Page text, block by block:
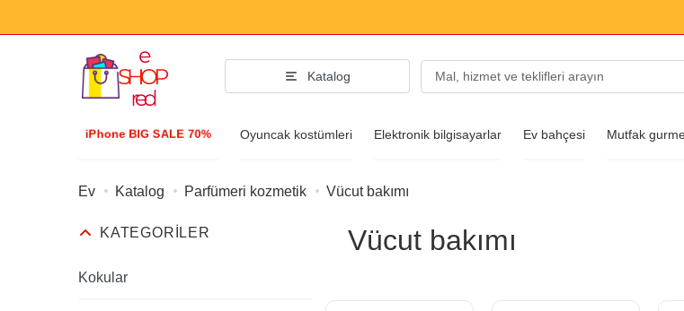
Katalog
iPhone BIG SALE 70% Oyuncak kostümleri Elektronik bilgisayarlar Ev bahçesi Mutfak
Moda aksesuarları
Giyim ve Ayakkabı
Ev Katalog Parfümeri kozmetik Vücut bakımı
KATEGORILER
Kokular
Vücut bakımı